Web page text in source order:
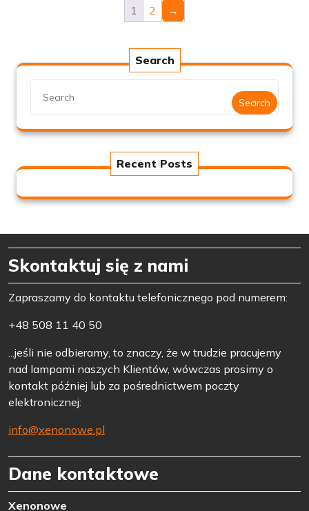
1 2 →
Search
Search
Recent Posts
Skontaktuj się z nami
Zapraszamy do kontaktu telefonicznego pod numerem:
+48 508 11 40 50
...jeśli nie odbieramy, to znaczy, że w trudzie pracujemy
nad lampami naszych Klientów, wówczas prosimy o
kontakt później lub za pośrednictwem poczty
elektronicznej:
info@xenonowe.pl
Dane kontaktowe
Xenonowe